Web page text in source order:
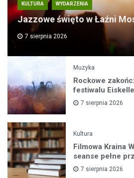
KULTURA WYDARZENIA
Jazzowe święto w Łaźni
7 sierpnia 2026
Muzyka
Rockowe
festiwalu
7 sierpnia 2026
Kultura
Filmowa Kraina
seanse pełne
7 sierpnia 2026